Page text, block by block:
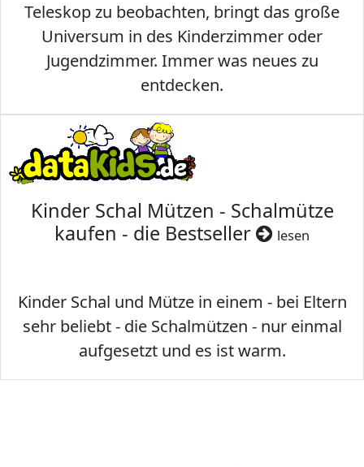
Teleskop zu beobachten, bringt das große
Universum in des Kinderzimmer oder
Jugendzimmer. Immer was neues zu
entdecken.
Kinder Schal Mützen - Schalmütze
kaufen - die Bestseller
lesen
Kinder Schal und Mütze in einem - bei Eltern
sehr beliebt - die Schalmützen - nur einmal
aufgesetzt und es ist warm.